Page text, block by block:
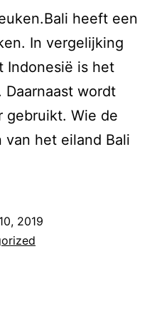
heeft een
In vergelijking
Indonesië is het
wordt
gebruikt. Wie de
van het eiland Bali
2019